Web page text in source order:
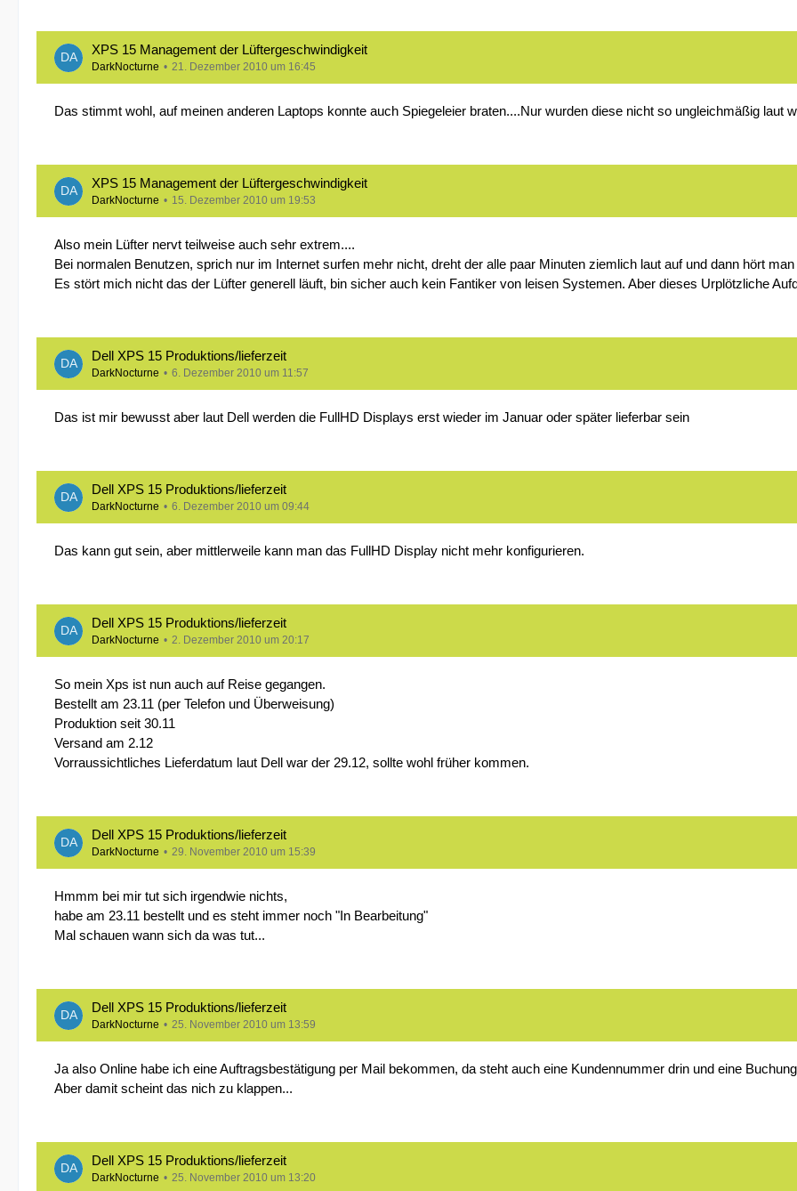
XPS 15 Management der Lüftergeschwindigkeit
DarkNocturne 21. Dezember 2010 um 16:45
Das stimmt wohl, auf meinen anderen Laptops konnte auch Spiegeleier braten....Nur wurden diese nicht so ungleichmäßig laut
XPS 15 Management der Lüftergeschwindigkeit
DarkNocturne 15. Dezember 2010 um 19:53
Also mein Lüfter nervt teilweise auch sehr extrem....
Bei normalen Benutzen, sprich nur im Internet surfen mehr nicht, dreht der alle paar Minuten ziemlich laut auf und dann hört
Es stört mich nicht das der Lüfter generell läuft, bin sicher auch kein Fantiker von leisen Systemen. Aber dieses Urplötzliche
Dell XPS 15 Produktions/lieferzeit
DarkNocturne 6. Dezember 2010 um 11:57
Das ist mir bewusst aber laut Dell werden die FullHD Displays erst wieder im Januar oder später lieferbar sein
Dell XPS 15 Produktions/lieferzeit
DarkNocturne 6. Dezember 2010 um 09:44
Das kann gut sein, aber mittlerweile kann man das FullHD Display nicht mehr konfigurieren.
Dell XPS 15 Produktions/lieferzeit
DarkNocturne 2. Dezember 2010 um 20:17
So mein Xps ist nun auch auf Reise gegangen.
Bestellt am 23.11 (per Telefon und Überweisung)
Produktion seit 30.11
Versand am 2.12
Vorraussichtliches Lieferdatum laut Dell war der 29.12, sollte wohl früher kommen.
Dell XPS 15 Produktions/lieferzeit
DarkNocturne 29. November 2010 um 15:39
Hmmm bei mir tut sich irgendwie nichts,
habe am 23.11 bestellt und es steht immer noch "In Bearbeitung"
Mal schauen wann sich da was tut...
Dell XPS 15 Produktions/lieferzeit
DarkNocturne 25. November 2010 um 13:59
Ja also Online habe ich eine Auftragsbestätigung per Mail bekommen, da steht auch eine Kundennummer drin und eine
Aber damit scheint das nich zu klappen...
Dell XPS 15 Produktions/lieferzeit
DarkNocturne 25. November 2010 um 13:20